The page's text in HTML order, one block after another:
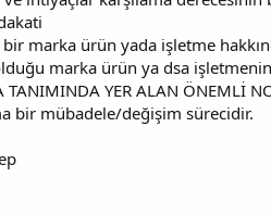
marka ürün yada işletme
marka ürün ya dsa işletmenin
TANIMINDA YER ALAN ÖNEMLİ
bir mübadele/değişim sürecidir.